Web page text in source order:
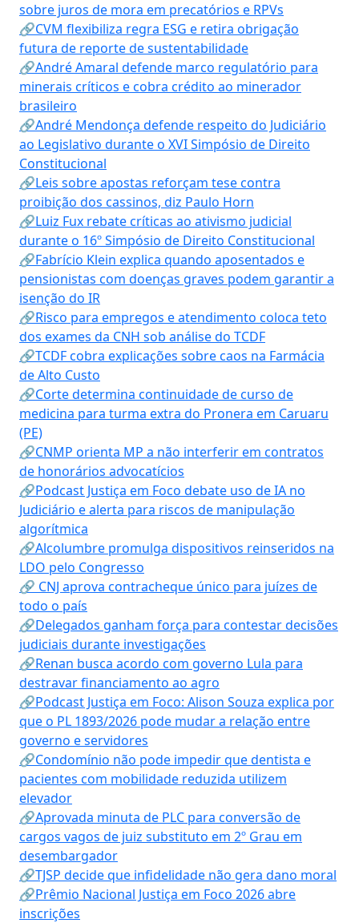
sobre juros de mora em precatórios e RPVs
🔗CVM flexibiliza regra ESG e retira obrigação
futura de reporte de sustentabilidade
🔗André Amaral defende marco regulatório para
minerais críticos e cobra crédito ao minerador
brasileiro
🔗André Mendonça defende respeito do Judiciário
ao Legislativo durante o XVI Simpósio de Direito
Constitucional
🔗Leis sobre apostas reforçam tese contra
proibição dos cassinos, diz Paulo Horn
🔗Luiz Fux rebate críticas ao ativismo judicial
durante o 16º Simpósio de Direito Constitucional
🔗Fabrício Klein explica quando aposentados e
pensionistas com doenças graves podem garantir a
isenção do IR
🔗Risco para empregos e atendimento coloca teto
dos exames da CNH sob análise do TCDF
🔗TCDF cobra explicações sobre caos na Farmácia
de Alto Custo
🔗Corte determina continuidade de curso de
medicina para turma extra do Pronera em Caruaru
(PE)
🔗CNMP orienta MP a não interferir em contratos
de honorários advocatícios
🔗Podcast Justiça em Foco debate uso de IA no
Judiciário e alerta para riscos de manipulação
algorítmica
🔗Alcolumbre promulga dispositivos reinseridos na
LDO pelo Congresso
🔗 CNJ aprova contracheque único para juízes de
todo o país
🔗Delegados ganham força para contestar decisões
judiciais durante investigações
🔗Renan busca acordo com governo Lula para
destravar financiamento ao agro
🔗Podcast Justiça em Foco: Alison Souza explica por
que o PL 1893/2026 pode mudar a relação entre
governo e servidores
🔗Condomínio não pode impedir que dentista e
pacientes com mobilidade reduzida utilizem
elevador
🔗Aprovada minuta de PLC para conversão de
cargos vagos de juiz substituto em 2º Grau em
desembargador
🔗TJSP decide que infidelidade não gera dano moral
🔗Prêmio Nacional Justiça em Foco 2026 abre
inscrições